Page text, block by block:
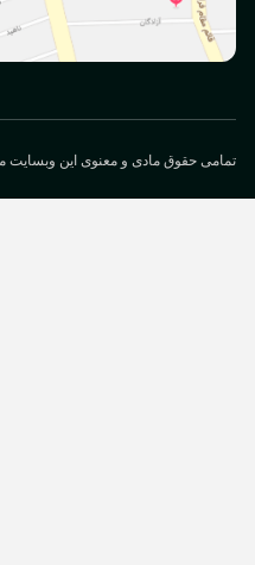
حقوق مادی و معنوی این وبسایت مربوط به